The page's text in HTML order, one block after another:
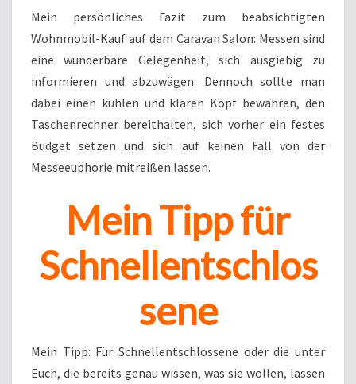
Mein persönliches Fazit zum beabsichtigten
Wohnmobil-Kauf auf dem Caravan Salon: Messen sind
eine wunderbare Gelegenheit, sich ausgiebig zu
informieren und abzuwägen. Dennoch sollte man
dabei einen kühlen und klaren Kopf bewahren, den
Taschenrechner bereithalten, sich vorher ein festes
Budget setzen und sich auf keinen Fall von der
Messeeuphorie mitreißen lassen.
Mein Tipp für
Schnellentschlos
sene
Mein Tipp: Für Schnellentschlossene oder die unter
Euch, die bereits genau wissen, was sie wollen, lassen